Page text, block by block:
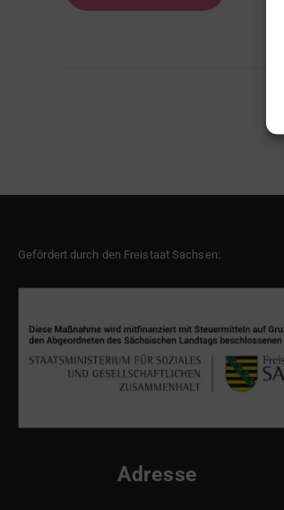
Gefördert durch den Freistaat Sachsen:
Adresse